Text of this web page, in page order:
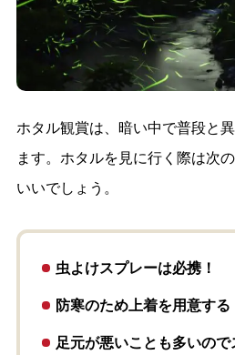
ホタル観賞は、暗い中で普段と
ます。ホタルを見に行く際は次
いいでしょう。
虫よけスプレーは必携！
防寒のため上着を用意する
足元が悪いことも多いの